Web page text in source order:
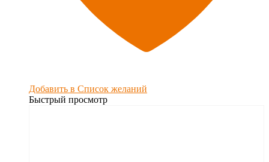
Добавить в Список желаний
Быстрый просмотр